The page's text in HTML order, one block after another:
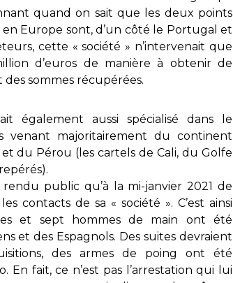
quand on sait que les deux points
Europe sont, d’un côté le Portugal et
cette « société » n’intervenait que
d’euros de manière à obtenir de
sommes récupérées.
également aussi spécialisé dans le
venant majoritairement du continent
du Pérou (les cartels de Cali, du Golfe
public qu’à la mi-janvier 2021 de
contacts de sa « société ». C’est ainsi
et sept hommes de main ont été
et des Espagnols. Des suites devraient
des armes de poing ont été
fait, ce n’est pas l’arrestation qui lui